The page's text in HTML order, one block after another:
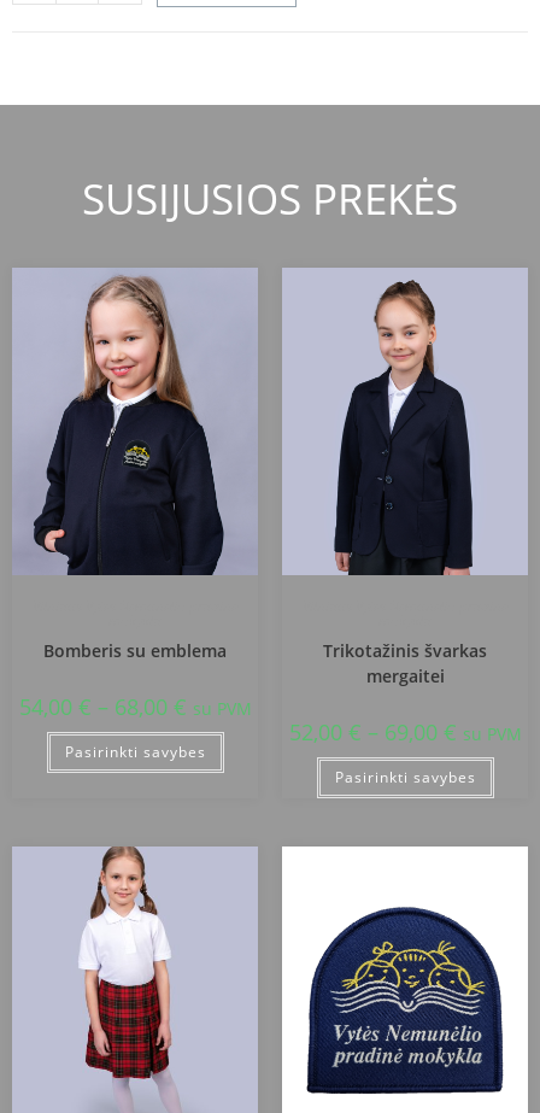
SUSIJUSIOS PREKĖS
Bomberis su emblema
54,00 € – 68,00 € su PVM
Pasirinkti savybes
Trikotažinis švarkas
mergaitei
52,00 € – 69,00 € su PVM
Pasirinkti savybes